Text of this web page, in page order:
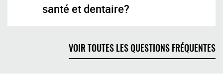
santé et dentaire?
VOIR TOUTES LES QUESTIONS FRÉQUENTES